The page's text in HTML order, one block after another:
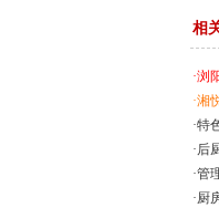
相
·浏
·湘
·特
·后
·管
·厨